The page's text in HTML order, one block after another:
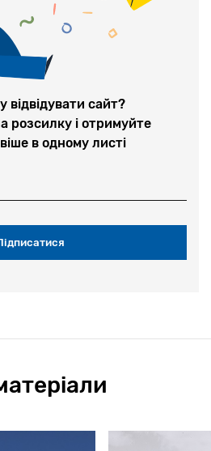
відвідувати сайт?
розсилку і отримуйте
в одному листі